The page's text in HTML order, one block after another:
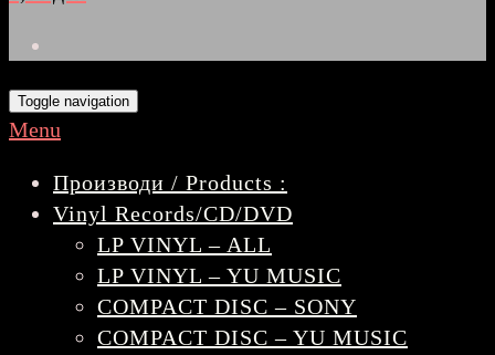
Toggle navigation
Menu
Производи / Products :
Vinyl Records/CD/DVD
LP VINYL – ALL
LP VINYL – YU MUSIC
COMPACT DISC – SONY
COMPACT DISC – YU MUSIC